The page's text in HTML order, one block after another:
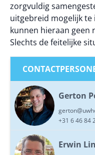
zorgvuldig
uitgebreid mogelijk
kunnen hieraan geen
Slechts de feitelijke
Gerton
+31 6 46 84
Erwin